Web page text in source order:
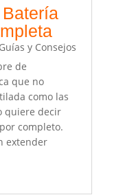
Guías y Consejos
de
que no
como las
quiere decir
completo.
extender